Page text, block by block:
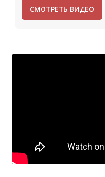
СМОТРЕТЬ ВИДЕО